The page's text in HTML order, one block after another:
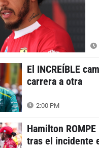
El INCREÍBLE
carrera a otra
2:00 PM
Hamilton
tras el incidente